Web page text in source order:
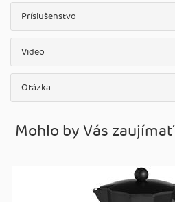
Príslušenstvo
Video
Otázka
Mohlo by Vás zaujímať